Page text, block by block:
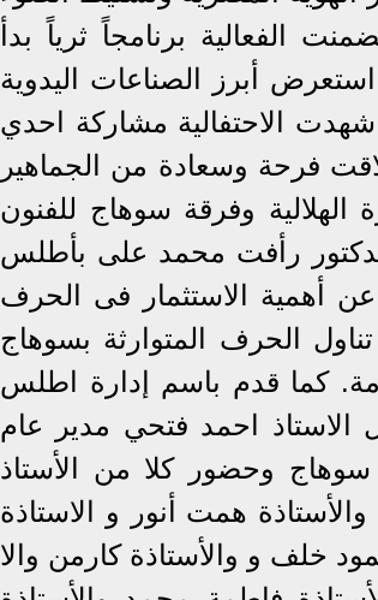
الفعالية برنامجاً ثرياً بدأ
استعرض أبرز الصناعات اليدوية
الاحتفالية مشاركة احدي
فرحة وسعادة من الجماهير
الهلالية وفرقة سوهاج للفنون
رأفت محمد على بأطلس
عن أهمية الاستثمار فى الحرف
تناول الحرف المتوارثة بسوهاج
كما قدم باسم إدارة اطلس
الاستاذ احمد فتحي مدير عام
وحضور كلا من الأستاذ
همت أنور و الاستاذة
خلف و والأستاذة كارمن والا